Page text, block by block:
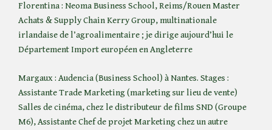
Florentina : Neoma Business School, Reims/Rouen Master
Achats & Supply Chain Kerry Group, multinationale
irlandaise de l’agroalimentaire ; je dirige aujourd’hui le
Département Import européen en Angleterre
Margaux : Audencia (Business School) à Nantes. Stages :
Assistante Trade Marketing (marketing sur lieu de vente)
Salles de cinéma, chez le distributeur de films SND (Groupe
M6), Assistante Chef de projet Marketing chez un autre